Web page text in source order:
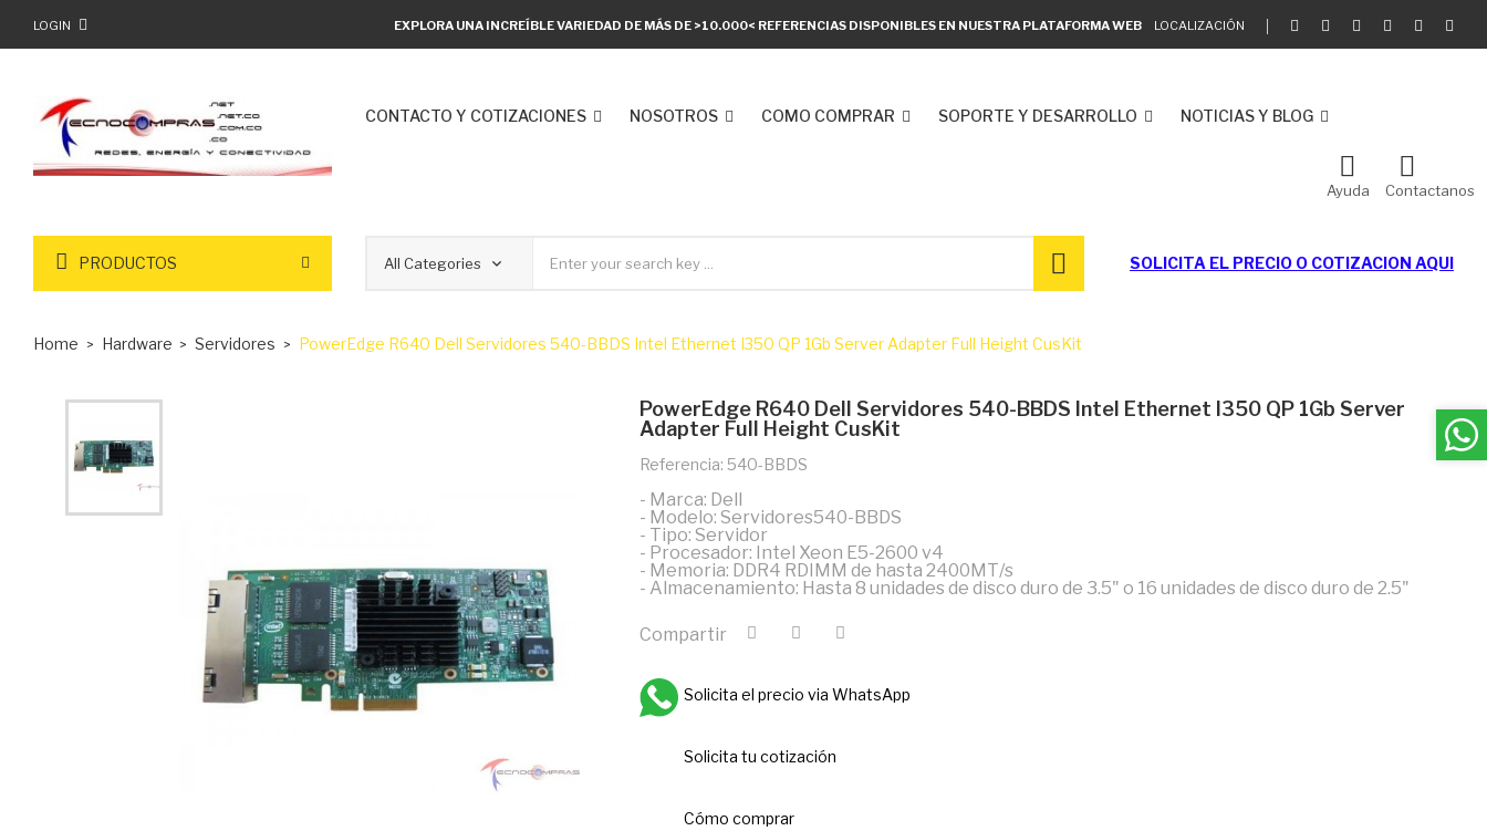
EXPLORA UNA INCREÍBLE VARIEDAD DE MÁS DE >10.000< REFERENCIAS DISPONIBLES EN NUESTRA PLATAFORMA WEB LOCALIZACIÓN
LOGIN
CONTACTO Y COTIZACIONES NOSOTROS COMO COMPRAR SOPORTE Y DESARROLLO NOTICIAS Y BLOG
Ayuda Contactanos
PRODUCTOS SOLICITA EL PRECIO O COTIZACION AQUI
Home Hardware Servidores PowerEdge R640 Dell Servidores 540-BBDS Intel Ethernet I350 QP 1Gb Server Adapter Full Height CusKit
PowerEdge R640 Dell Servidores 540-BBDS Intel Ethernet I350 QP 1Gb Server
Adapter Full Height CusKit
Referencia: 540-BBDS
- Marca: Dell
- Modelo: Servidores540-BBDS
- Tipo: Servidor
- Procesador: Intel Xeon E5-2600 v4
- Memoria: DDR4 RDIMM de hasta 2400MT/s
- Almacenamiento: Hasta 8 unidades de disco duro de 3.5" o 16 unidades de disco duro de 2.5"
Compartir
Solicita el precio via WhatsApp
Solicita tu cotización
Cómo comprar